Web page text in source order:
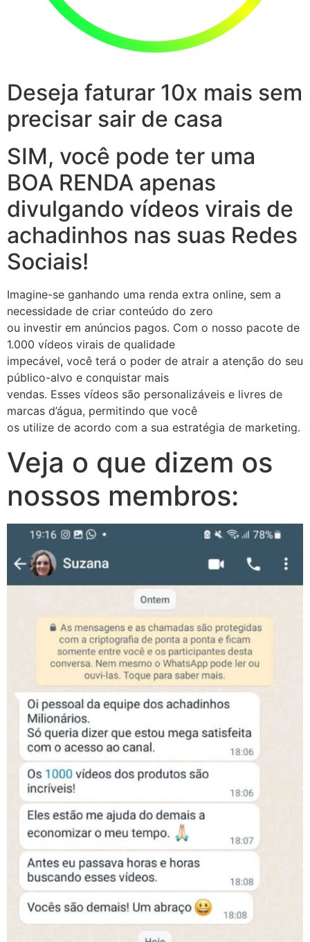
Deseja faturar 10x mais sem
precisar sair de casa
SIM, você pode ter uma
BOA RENDA apenas
divulgando vídeos virais de
achadinhos nas suas Redes
Sociais!
Imagine-se ganhando uma renda extra online, sem a
necessidade de criar conteúdo do zero
ou investir em anúncios pagos. Com o nosso pacote de
1.000 vídeos virais de qualidade
impecável, você terá o poder de atrair a atenção do seu
público-alvo e conquistar mais
vendas. Esses vídeos são personalizáveis e livres de
marcas d’água, permitindo que você
os utilize de acordo com a sua estratégia de marketing.
Veja o que dizem os
nossos membros: